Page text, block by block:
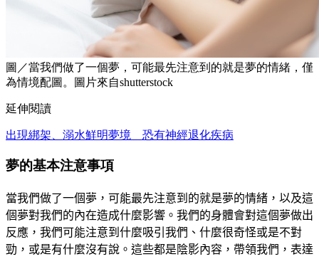
圖／當我們做了一個夢，可能最先注意到的就是夢的情緒，僅
為情境配圖。圖片來自shutterstock
延伸閱讀
出現綁架、溺水鮮明夢境 恐有神經退化疾病
夢的基本注意事項
當我們做了一個夢，可能最先注意到的就是夢的情緒，以及這
個夢對我們的內在造成什麼影響。我們的身體會對這個夢做出
反應，我們可能注意到什麼吸引我們、什麼很奇怪或是不對
勁，或是有什麼沒有說。這些都是陰影內容，帶領我們，表達